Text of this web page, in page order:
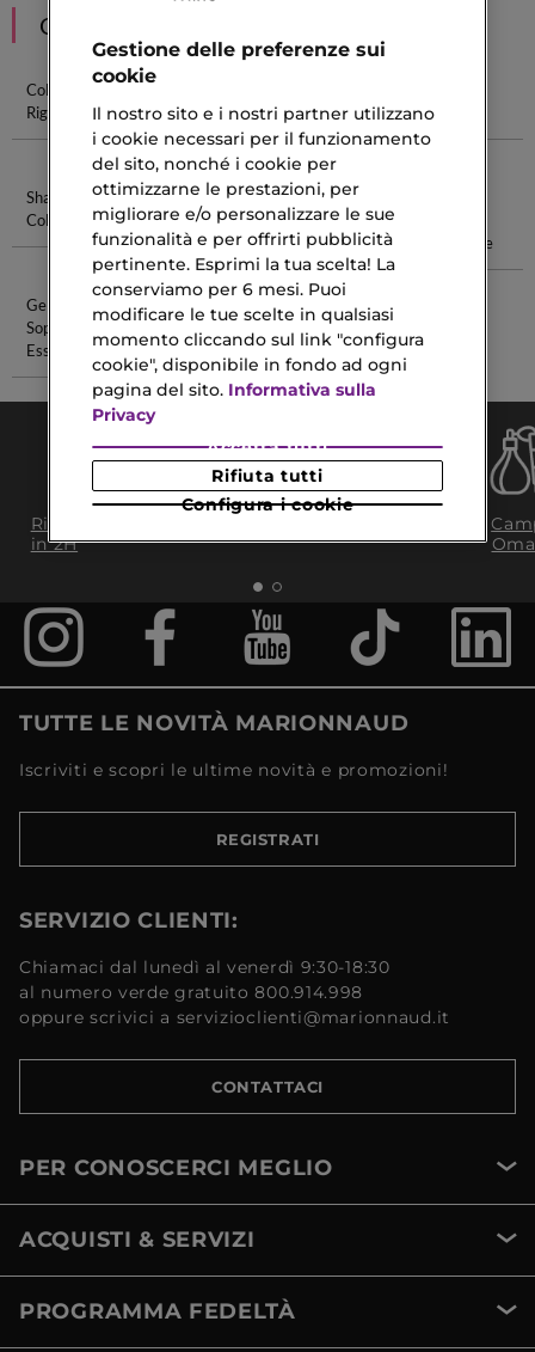
CONSIGLIATI PER TE
Collistar
Rigenera
Collistar
Antirughe
Collistar
Profumo
Shampoo
Collistar
Elastici Per
Capelli
Originali
Cofanetto
Regalo Donna
Rigenerante
Gel
Sopracciglia
Essence
Maschera
Ritiro in negozio
in 2H
Consegna Gratuita
TUTTE LE NOVITÀ MARIONNAUD
Iscriviti e scopri le ultime novità e promozioni!
REGISTRATI
SERVIZIO CLIENTI:
Chiamaci dal lunedì al venerdì 9:30-18:30
al numero verde gratuito 800.914.998
oppure scrivici a servizioclienti@marionnaud.it
CONTATTACI
PER CONOSCERCI MEGLIO
ACQUISTI & SERVIZI
PROGRAMMA FEDELTÀ
Gestione delle preferenze sui
cookie
Il nostro sito e i nostri partner utilizzano
i cookie necessari per il funzionamento
del sito, nonché i cookie per
ottimizzarne le prestazioni, per
migliorare e/o personalizzare le sue
funzionalità e per offrirti pubblicità
pertinente. Esprimi la tua scelta! La
conserviamo per 6 mesi. Puoi
modificare le tue scelte in qualsiasi
momento cliccando sul link "configura
cookie", disponibile in fondo ad ogni
pagina del sito. Informativa sulla
Privacy
Configura i cookie
Rifiuta tutti
Accetta tutti